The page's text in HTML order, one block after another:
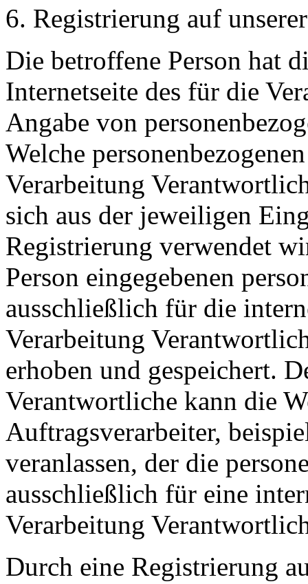
6. Registrierung auf
Die betroffene Person hat
Internetseite des für die
Angabe von
Welche
Verarbeitung
sich aus der jeweiligen
Registrierung verwendet
Person eingegebenen
ausschließlich für die
Verarbeitung
erhoben und gespeichert.
Verantwortliche kann die
Auftragsverarbeiter,
veranlassen, der die
ausschließlich für eine
Verarbeitung
Durch eine Registrierung